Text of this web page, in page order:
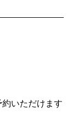
いただけます